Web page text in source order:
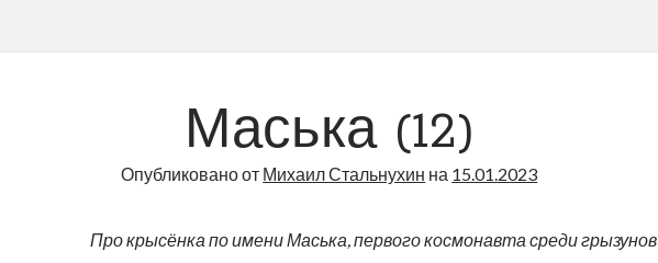
Маська (12)
Опубликовано от Михаил Стальнухин на 15.01.2023
Про крысёнка по имени Маська, первого космонавта среди грызунов